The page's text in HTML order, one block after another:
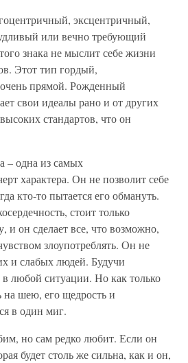
эксцентричный,
или вечно требующий
знака не мыслит себе жизни
Этот тип гордый,
прямой. Рожденный
свои идеалы рано и от других
стандартов, что он
– одна из самых
характера. Он не позволит себе
кто-то пытается его обмануть.
стоит только
и он сделает все, что возможно,
злоупотреблять. Он не
и слабых людей. Будучи
любой ситуации. Но как только
на шею, его щедрость и
в один миг.
но сам редко любит. Если он
будет столь же сильна, как и он,